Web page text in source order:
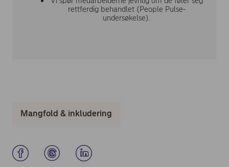
rettferdig behandlet (People Pulse-
undersøkelse).
Mangfold & inkludering